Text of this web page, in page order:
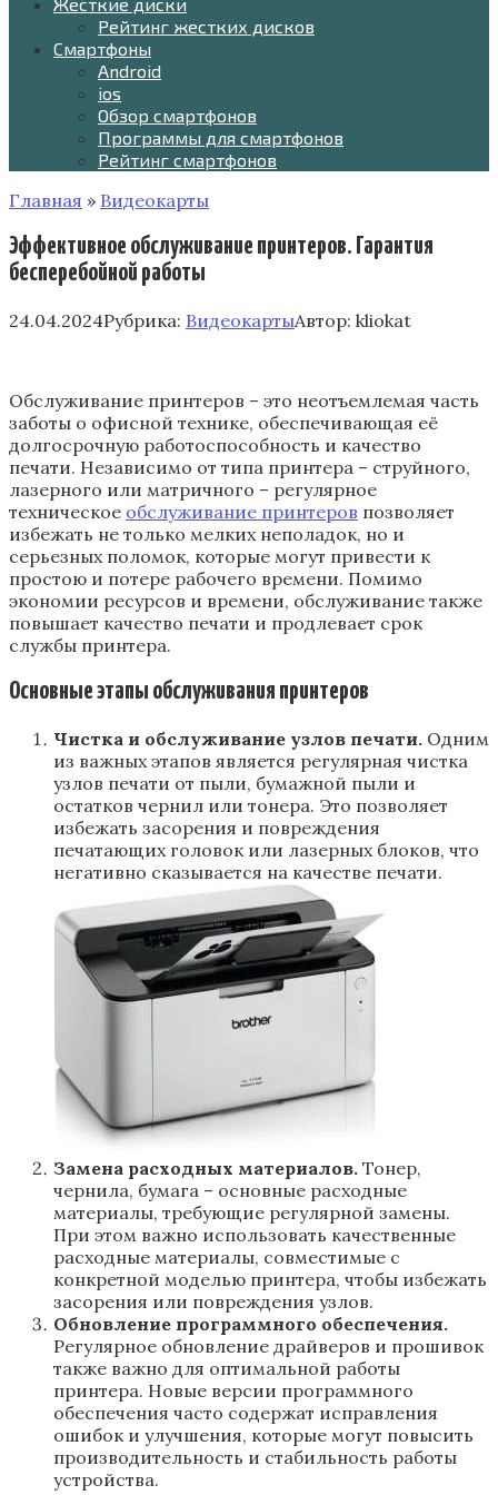
Рейтинг жестких дисков
Смартфоны
Android
ios
Обзор смартфонов
Программы для смартфонов
Рейтинг смартфонов
Главная » Видеокарты
Эффективное обслуживание принтеров. Гарантия
бесперебойной работы
24.04.2024Рубрика: ВидеокартыАвтор: kliokat
Обслуживание принтеров – это неотъемлемая часть
заботы о офисной технике, обеспечивающая её
долгосрочную работоспособность и качество
печати. Независимо от типа принтера – струйного,
лазерного или матричного – регулярное
техническое обслуживание принтеров позволяет
избежать не только мелких неполадок, но и
серьезных поломок, которые могут привести к
простою и потере рабочего времени. Помимо
экономии ресурсов и времени, обслуживание также
повышает качество печати и продлевает срок
службы принтера.
Основные этапы обслуживания принтеров
Чистка и обслуживание узлов печати. Одним
из важных этапов является регулярная чистка
узлов печати от пыли, бумажной пыли и
остатков чернил или тонера. Это позволяет
избежать засорения и повреждения
печатающих головок или лазерных блоков, что
негативно сказывается на качестве печати.
Замена расходных материалов. Тонер,
чернила, бумага – основные расходные
материалы, требующие регулярной замены.
При этом важно использовать качественные
расходные материалы, совместимые с
конкретной моделью принтера, чтобы избежать
засорения или повреждения узлов.
Обновление программного обеспечения.
Регулярное обновление драйверов и прошивок
также важно для оптимальной работы
принтера. Новые версии программного
обеспечения часто содержат исправления
ошибок и улучшения, которые могут повысить
производительность и стабильность работы
устройства.